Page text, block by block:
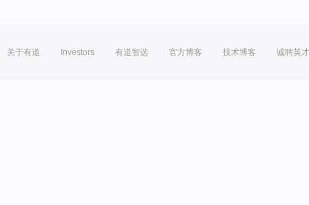
关于有道 Investors 有道智选 官方博客 技术博客 诚聘英才